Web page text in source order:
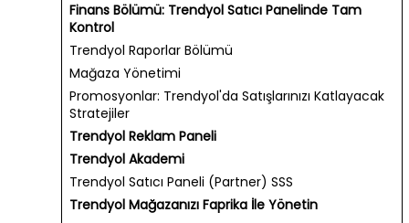
Finans Bölümü: Trendyol Satıcı Panelinde Tam
Kontrol
Trendyol Raporlar Bölümü
Mağaza Yönetimi
Promosyonlar: Trendyol'da Satışlarınızı Katlayacak
Stratejiler
Trendyol Reklam Paneli
Trendyol Akademi
Trendyol Satıcı Paneli (Partner) SSS
Trendyol Mağazanızı Faprika İle Yönetin